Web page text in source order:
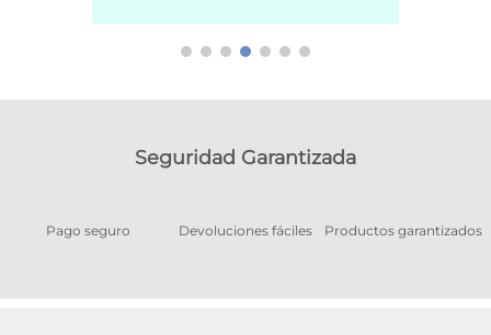
Seguridad Garantizada
Pago seguro Devoluciones fáciles Productos garantizados